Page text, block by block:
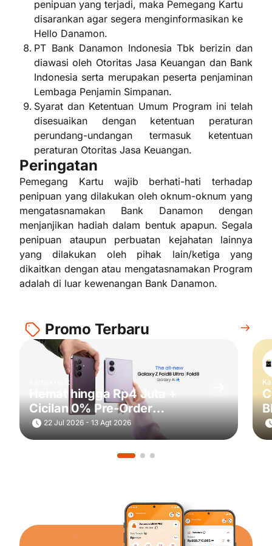
penipuan yang terjadi, maka Pemegang Kartu
disarankan agar segera menginformasikan ke
Hello Danamon.
PT Bank Danamon Indonesia Tbk berizin dan
diawasi oleh Otoritas Jasa Keuangan dan Bank
Indonesia serta merupakan peserta penjaminan
Lembaga Penjamin Simpanan.
Syarat dan Ketentuan Umum Program ini telah
disesuaikan dengan ketentuan peraturan
perundang-undangan termasuk ketentuan
peraturan Otoritas Jasa Keuangan.
Peringatan
Pemegang Kartu wajib berhati-hati terhadap
penipuan yang dilakukan oleh oknum-oknum yang
mengatasnamakan Bank Danamon dengan
menjanjikan hadiah dalam bentuk apapun. Segala
penipuan ataupun perbuatan kejahatan lainnya
yang dilakukan oleh pihak lain/ketiga yang
dikaitkan dengan atau mengatasnamakan Program
adalah di luar kewenangan Bank Danamon.
Promo Terbaru
Kartu Kredit
Hemat hingga Rp4 Juta +
Cicilan 0% Pre-Order
Samsung Galaxy Z Fold8 Ultra
| Fold8
22 Jul 2026 - 13 Agt 2026